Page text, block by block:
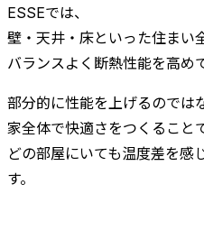
ESSEでは、
壁・天井・床といった住まい
バランスよく断熱性能を高め
部分的に性能を上げるのでは
家全体で快適さをつくることで
どの部屋にいても温度差を感
す。